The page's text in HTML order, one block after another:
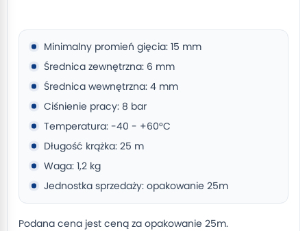
Minimalny promień gięcia: 15 mm
Średnica zewnętrzna: 6 mm
Średnica wewnętrzna: 4 mm
Ciśnienie pracy: 8 bar
Temperatura: -40 - +60°C
Długość krążka: 25 m
Waga: 1,2 kg
Jednostka sprzedaży: opakowanie 25m
Podana cena jest ceną za opakowanie 25m.